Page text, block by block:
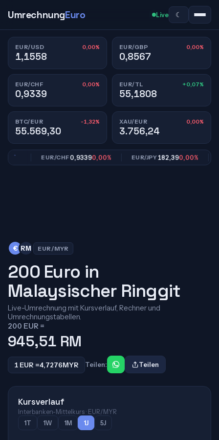
UmrechnungEuro Live ☾
EUR/USD 0,00%
1,1558
EUR/GBP 0,00%
0,8567
EUR/CHF 0,00%
0,9339
EUR/TL +0,07%
55,1808
BTC/EUR -1,32%
55.569,30
XAU/EUR 0,00%
3.756,24
EUR/CHF0,93390,00% EUR/JPY182,390,00%
€ RM EUR/MYR
200 Euro in
Malaysischer Ringgit
Live-Umrechnung mit Kursverlauf, Rechner und
Umrechnungstabellen.
200 EUR =
945,51 RM
1 EUR =4,7276MYR Teilen: Teilen
Kursverlauf
Interbanken-Mittelkurs · EUR/MYR
1T
1W 1M 1J 5J